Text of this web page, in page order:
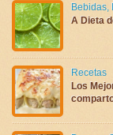
Bebidas,
A Dieta
Recetas
Los